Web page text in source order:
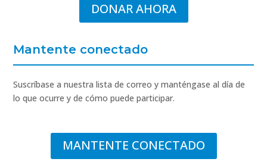
DONAR AHORA
Mantente conectado
Suscríbase a nuestra lista de correo y manténgase al día de
lo que ocurre y de cómo puede participar.
MANTENTE CONECTADO